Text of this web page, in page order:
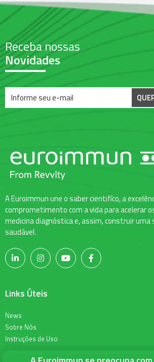
Receba nossas
Novidades
A Euroimmun une o saber cientifíco, a
comprometimento com a vida para acelerar
medicina diagnóstica e, assim, construir uma
saudável.
Links Úteis
News
Sobre Nós
Instruções de Uso